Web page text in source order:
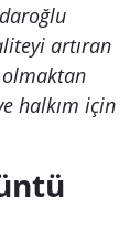
artıran
olmaktan
halkım için